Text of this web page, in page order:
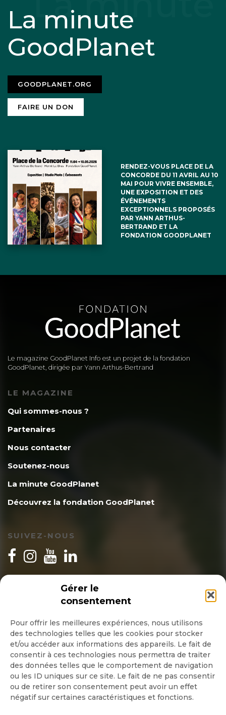
Gérer le
consentement
Pour offrir les meilleures expériences, nous utilisons
des technologies telles que les cookies pour stocker
et/ou accéder aux informations des appareils. Le fait de
consentir à ces technologies nous permettra de traiter
des données telles que le comportement de navigation
ou les ID uniques sur ce site. Le fait de ne pas consentir
ou de retirer son consentement peut avoir un effet
négatif sur certaines caractéristiques et fonctions.
La minute
GoodPlanet
GOODPLANET.ORG
FAIRE UN DON
RENDEZ-VOUS PLACE DE LA
CONCORDE DU 11 AVRIL AU 10
MAI POUR VIVRE ENSEMBLE,
UNE EXPOSITION ET DES
ÉVÉNEMENTS
EXCEPTIONNELS PROPOSÉS
PAR YANN ARTHUS-
BERTRAND ET LA
FONDATION GOODPLANET
Le magazine GoodPlanet Info est un projet de la fondation
GoodPlanet, dirigée par Yann Arthus-Bertrand
LE MAGAZINE
Qui sommes-nous ?
Partenaires
Nous contacter
Soutenez-nous
La minute GoodPlanet
Découvrez la fondation GoodPlanet
SUIVEZ-NOUS
INSCRIPTION NEWSLETTER
Quotidienne
Hebdo
OK